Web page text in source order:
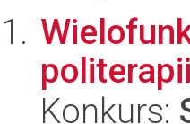
Konkurs: